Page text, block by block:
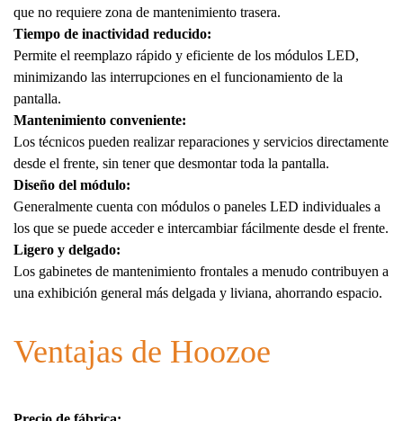
que no requiere zona de mantenimiento trasera.
Tiempo de inactividad reducido:
Permite el reemplazo rápido y eficiente de los módulos LED,
minimizando las interrupciones en el funcionamiento de la
pantalla.
Mantenimiento conveniente:
Los técnicos pueden realizar reparaciones y servicios directamente
desde el frente, sin tener que desmontar toda la pantalla.
Diseño del módulo:
Generalmente cuenta con módulos o paneles LED individuales a
los que se puede acceder e intercambiar fácilmente desde el frente.
Ligero y delgado:
Los gabinetes de mantenimiento frontales a menudo contribuyen a
una exhibición general más delgada y liviana, ahorrando espacio.
Ventajas de Hoozoe